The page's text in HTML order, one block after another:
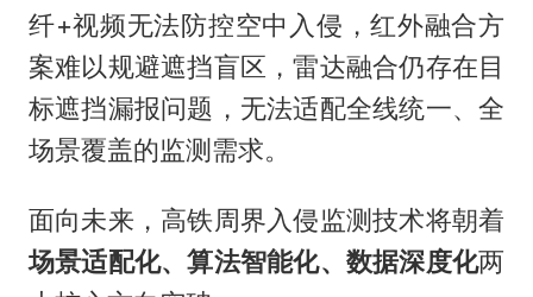
纤+视频无法防控空中入侵，红外融合方
案难以规避遮挡盲区，雷达融合仍存在目
标遮挡漏报问题，无法适配全线统一、全
场景覆盖的监测需求。
面向未来，高铁周界入侵监测技术将朝着
场景适配化、算法智能化、数据深度化两